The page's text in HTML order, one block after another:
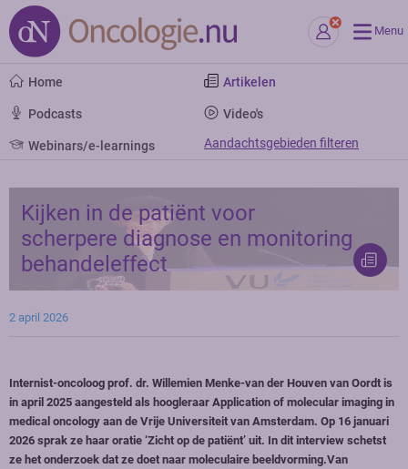
Menu
Home Artikelen
Podcasts Video's
Webinars/e-learnings Aandachtsgebieden filteren
Kijken in de patiënt voor
scherpere diagnose en monitoring
behandeleffect
2 april 2026
Internist-oncoloog prof. dr. Willemien Menke-van der Houven van Oordt is
in april 2025 aangesteld als hoogleraar Application of molecular imaging in
medical oncology aan de Vrije Universiteit van Amsterdam. Op 16 januari
2026 sprak ze haar oratie ‘Zicht op de patiënt’ uit. In dit interview schetst
ze het onderzoek dat ze doet naar moleculaire beeldvorming.Van